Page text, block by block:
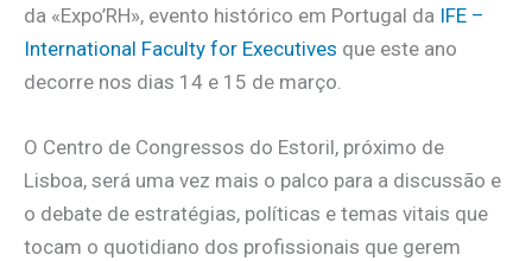
da «Expo’RH», evento histórico em Portugal da IFE –
International Faculty for Executives que este ano
decorre nos dias 14 e 15 de março.
O Centro de Congressos do Estoril, próximo de
Lisboa, será uma vez mais o palco para a discussão e
o debate de estratégias, políticas e temas vitais que
tocam o quotidiano dos profissionais que gerem